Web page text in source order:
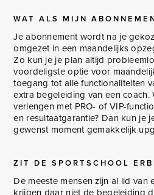
WAT ALS MIJN
Je abonnement wordt na je
omgezet in een maandelijks
Zo kun je je plan altijd
voordeligste optie voor
toegang tot alle functionaliteiten
extra begeleiding van een
verlengen met PRO- of VIP-
en resultaatgarantie? Dan kun je
gewenst moment gemakkelijk
ZIT DE SPORTSCHOOL
De meeste mensen zijn al lid van
krijgen daar niet de begeleiding